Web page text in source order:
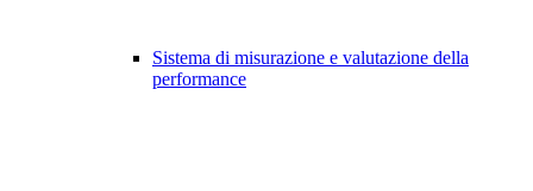
Sistema di misurazione e valutazione della
performance